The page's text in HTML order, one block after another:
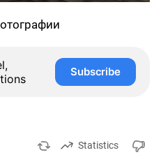
Subscribe
Statistics